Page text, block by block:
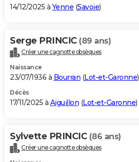
S'inscrire
Se connecter
Lycées
Collèges
Primaires
Universités
Entreprises
Service militaire
Avis de recherche
AVIS DE DÉCÈS
Bricolage
Lifestyle
Culture
Sport
Auto
Television
Voyage
Cinema
14/12/2025 à Yenne (Savoie)
Serge PRINCIC (89 ans)
Créer une cagnotte obsèques
Naissance
23/07/1936 à Bourran (Lot-et-Garonne)
Décès
17/11/2025 à Aiguillon (Lot-et-Garonne)
Sylvette PRINCIC (86 ans)
Créer une cagnotte obsèques